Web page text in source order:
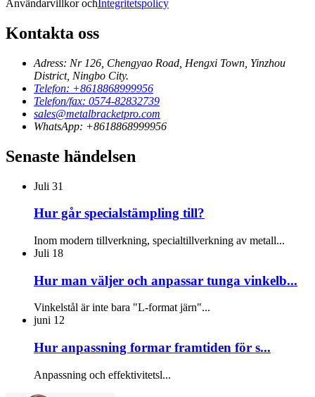
Användarvillkor och Integritetspolicy
Kontakta oss
Adress: Nr 126, Chengyao Road, Hengxi Town, Yinzhou
District, Ningbo City.
Telefon: +8618868999956
Telefon/fax: 0574-82832739
sales@metalbracketpro.com
WhatsApp: +8618868999956
Senaste händelsen
Juli 31
Hur går specialstämpling till?
Inom modern tillverkning, specialtillverkning av metall...
Juli 18
Hur man väljer och anpassar tunga vinkelb...
Vinkelstål är inte bara "L-format järn"...
juni 12
Hur anpassning formar framtiden för s...
Anpassning och effektivitetsl...